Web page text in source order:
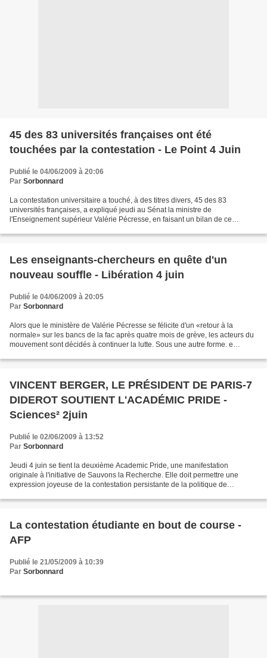
45 des 83 universités françaises ont été
touchées par la contestation - Le Point 4 Juin
Publié le 04/06/2009 à 20:06
Par Sorbonnard
La contestation universitaire a touché, à des titres divers, 45 des 83
universités françaises, a expliqué jeudi au Sénat la ministre de
l'Enseignement supérieur Valérie Pécresse, en faisant un bilan de ce
Les enseignants-chercheurs en quête d'un
nouveau souffle - Libération 4 juin
Publié le 04/06/2009 à 20:05
Par Sorbonnard
Alors que le ministère de Valérie Pécresse se félicite d'un «retour à la
normale» sur les bancs de la fac après quatre mois de grève, les acteurs du
mouvement sont décidés à continuer la lutte. Sous une autre forme. e
VINCENT BERGER, LE PRÉSIDENT DE PARIS-7
DIDEROT SOUTIENT L'ACADÉMIC PRIDE -
Sciences² 2juin
Publié le 02/06/2009 à 13:52
Par Sorbonnard
Jeudi 4 juin se tient la deuxième Academic Pride, une manifestation
originale à l'initiative de Sauvons la Recherche. Elle doit permettre une
expression joyeuse de la contestation persistante de la politique de
La contestation étudiante en bout de course -
AFP
Publié le 21/05/2009 à 10:39
Par Sorbonnard